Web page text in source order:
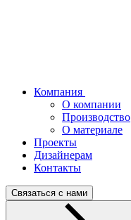
Компания
О компании
Производство
О материале
Проекты
Дизайнерам
Контакты
Связаться с нами